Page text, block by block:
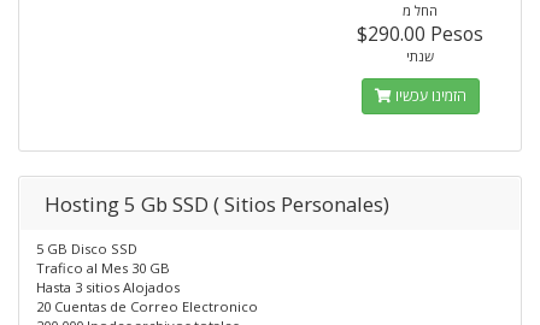
החל מ
$290.00 Pesos
שנתי
הזמינו עכשיו
Hosting 5 Gb SSD ( Sitios Personales)
5 GB Disco SSD
Trafico al Mes 30 GB
Hasta 3 sitios Alojados
20 Cuentas de Correo Electronico